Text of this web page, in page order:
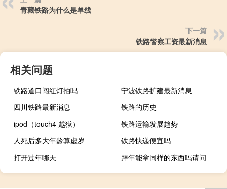
青藏铁路为什么是单线
下一篇
铁路警察工资最新消息
相关问题
铁路道口闯红灯拍吗
宁波铁路扩建最新消息
四川铁路最新消息
铁路的历史
ipod（touch4 越狱）
铁路运输发展趋势
人死后多大年龄算虚岁
铁路快递便宜吗
打开过年哪天
拜年能拿同样的东西吗请问